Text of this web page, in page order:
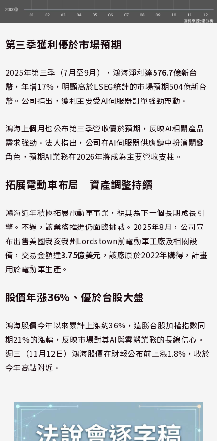
第三季獲利優於市場預期
2025年第三季（7月至9月），鴻海淨利達576.7億新台
幣 ，年增17%，明顯高於LSEG統計的市場預期504億新台
幣。公司指出，獲利主要受AI伺服器訂單強勁帶動。
鴻海上個月也公布第三季營收優於預期，反映AI相關產品
需求強勁。法人指出，公司在AI伺服器供應鏈中扮演關鍵
角色，預期AI業務在2026年將成為主要營收支柱。
拓展電動車布局 資產調整持續
鴻海近年積極拓展電動車事業，視其為下一個長期成長引
擎。不過，該業務推進仍面臨挑戰。2025年8月，公司宣
布出售美國俄亥俄州Lordstown前電動車工廠及相關設
備，交易金額達3.75億美元 ，該廠原於2022年購得，計畫
用於電動車生產。
股價年漲36%、優於台股大盤
鴻海股價今年以來累計上漲約36%，遠勝台股加權指數同
期21%的漲幅，反映市場對其AI與雲端業務的長線信心。
週三（11月12日）鴻海股價在財報公布前上漲1.8%，收於
今年高點附近。